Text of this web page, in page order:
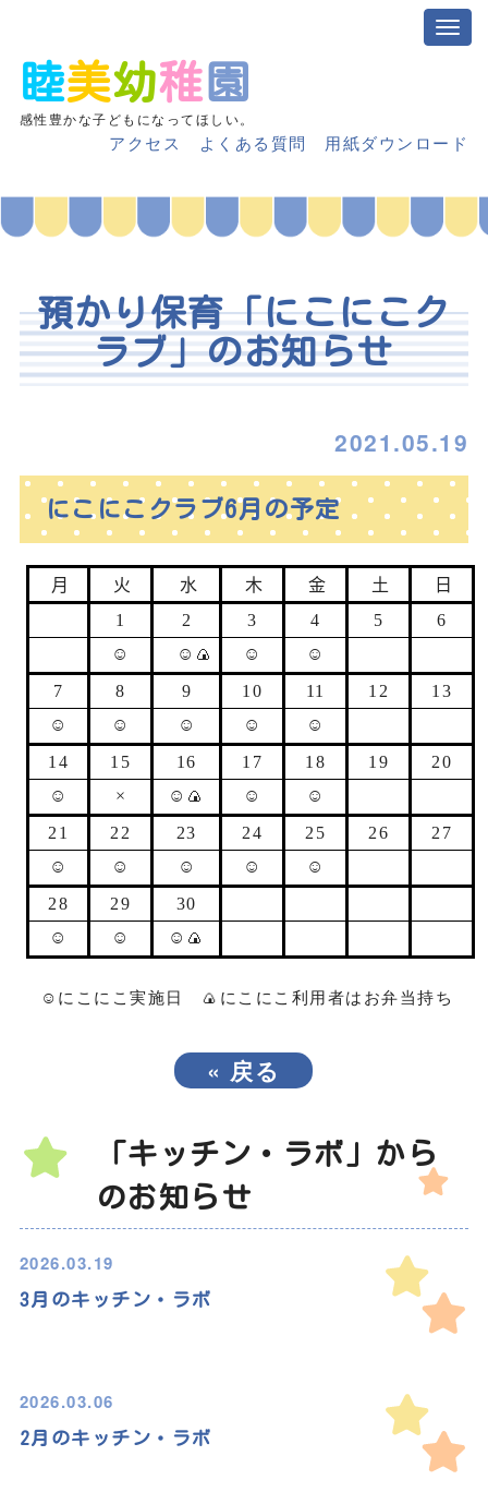
睦美幼稚 園
感性豊かな子どもになってほしい。
アクセス よくある質問 用紙ダウンロード
預かり保育「にこにこク
ラブ」のお知らせ
2021.05.19
にこにこクラブ6月の予定
月 火 水 木 金 土 日
1 2 3 4 5
6
☺
☺🍙 ☺
☺
7
8 9 10 11 12
13
☺
☺ ☺ ☺
☺
14
15 16 17 18 19
20
☺
× ☺🍙 ☺
☺
21
22 23 24 25 26
27
☺
☺ ☺ ☺
☺
28
29
30
☺
☺ ☺🍙
☺ にこにこ実施日 🍙 にこにこ利用者はお弁当持ち
« 戻る
「キッチン・ラボ」から
のお知らせ
2026.03.19
3月のキッチン・ラボ
2026.03.06
2月のキッチン・ラボ